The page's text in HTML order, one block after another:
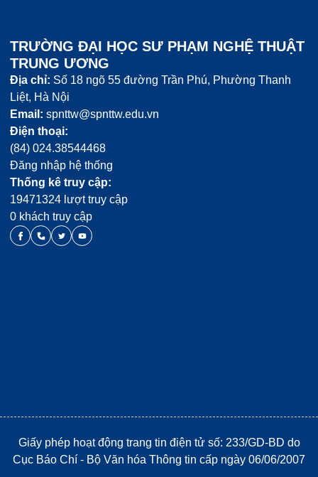
TRƯỜNG ĐẠI HỌC SƯ PHẠM NGHỆ THUẬT
TRUNG ƯƠNG
Địa chỉ: Số 18 ngõ 55 đường Trần Phú, Phường Thanh
Liệt, Hà Nội
Email: spnttw@spnttw.edu.vn
Điện thoại:
(84) 024.38544468
Đăng nhập hệ thống
Thống kê truy cập:
19471324 lượt truy cập
0 khách truy cập
Giấy phép hoạt động trang tin điện tử số: 233/GD-BD do
Cục Báo Chí - Bộ Văn hóa Thông tin cấp ngày 06/06/2007